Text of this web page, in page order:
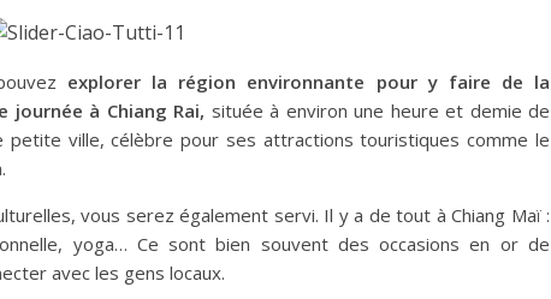
explorer la région environnante pour y faire de la
journée à Chiang Rai, située à environ une heure et demie de
petite ville, célèbre pour ses attractions touristiques comme le
vous serez également servi. Il y a de tout à Chiang Maï :
yoga… Ce sont bien souvent des occasions en or de
avec les gens locaux.